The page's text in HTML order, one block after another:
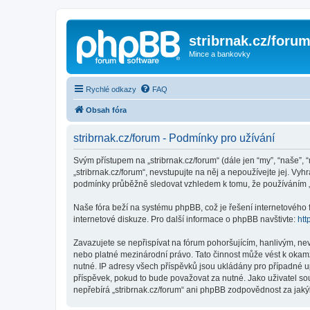
stribrnak.cz/forum
Mince a bankovky
Rychlé odkazy FAQ
Obsah fóra
stribrnak.cz/forum - Podmínky pro užívání
Svým přístupem na „stribrnak.cz/forum“ (dále jen “my”,
„stribrnak.cz/forum“, nevstupujte na něj a nepoužívejte jej.
podmínky průběžně sledovat vzhledem k tomu, že používáním
Naše fóra beží na systému phpBB, což je řešení internetového
internetové diskuze. Pro další informace o phpBB navštivte:
Zavazujete se nepřispívat na fórum pohoršujícím, hanlivým,
nebo platné mezinárodní právo. Tato činnost může vést k
nutné. IP adresy všech příspěvků jsou ukládány pro případné
příspěvek, pokud to bude považovat za nutné. Jako uživatel
nepřebírá „stribrnak.cz/forum“ ani phpBB zodpovědnost za